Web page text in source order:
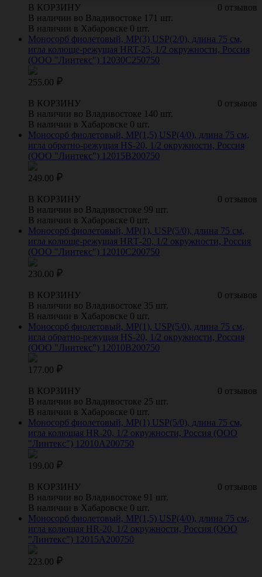
0 отзывов
В КОРЗИНУ
В наличии во Владивостоке 171 шт.
В наличии в Хабаровске 0 шт.
Моносорб фиолетовый, МР(3) USP(2/0), длина 75 см,
игла колюще-режущая HRT-25, 1/2 окружности, Россия
(ООО "Линтекс") 12030C250750
255.00
0 отзывов
В КОРЗИНУ
В наличии во Владивостоке 140 шт.
В наличии в Хабаровске 0 шт.
Моносорб фиолетовый, МР(1,5) USP(4/0), длина 75 см,
игла обратно-режущая HS-20, 1/2 окружности, Россия
(ООО "Линтекс") 12015B200750
249.00
0 отзывов
В КОРЗИНУ
В наличии во Владивостоке 99 шт.
В наличии в Хабаровске 0 шт.
Моносорб фиолетовый, МР(1), USP(5/0), длина 75 см,
игла колюще-режущая HRТ-20, 1/2 окружности, Россия
(ООО "Линтекс") 12010С200750
230.00
0 отзывов
В КОРЗИНУ
В наличии во Владивостоке 35 шт.
В наличии в Хабаровске 0 шт.
Моносорб фиолетовый, МР(1), USP(5/0), длина 75 см,
игла обратно-режущая HS-20, 1/2 окружности, Россия
(ООО "Линтекс") 12010B200750
177.00
0 отзывов
В КОРЗИНУ
В наличии во Владивостоке 25 шт.
В наличии в Хабаровске 0 шт.
Моносорб фиолетовый, МР(1) USP(5/0), длина 75 см,
игла колющая HR-20, 1/2 окружности, Россия (ООО
"Линтекс") 12010A200750
199.00
0 отзывов
В КОРЗИНУ
В наличии во Владивостоке 91 шт.
В наличии в Хабаровске 0 шт.
Моносорб фиолетовый, МР(1,5) USP(4/0), длина 75 см,
игла колющая HR-20, 1/2 окружности, Россия (ООО
"Линтекс") 12015A200750
223.00